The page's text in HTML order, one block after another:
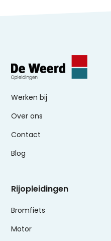
Werken bij
Over ons
Contact
Blog
Rijopleidingen
Bromfiets
Motor